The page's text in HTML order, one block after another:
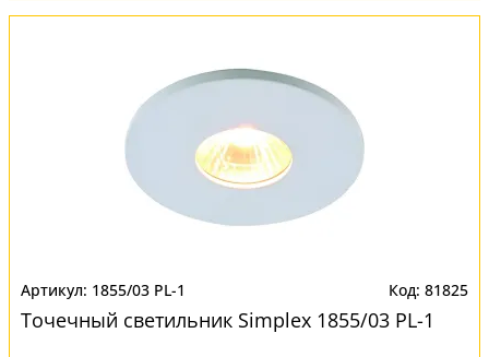
1855/03 PL-1 81825
Точечный светильник Simplex 1855/03 PL-1